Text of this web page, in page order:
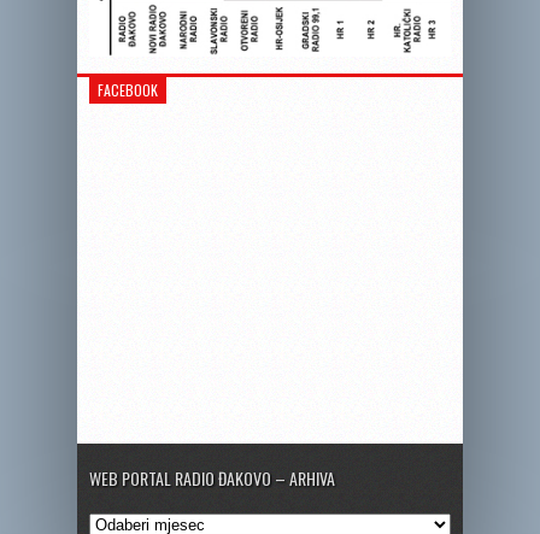
FACEBOOK
WEB PORTAL RADIO ĐAKOVO – ARHIVA
Web